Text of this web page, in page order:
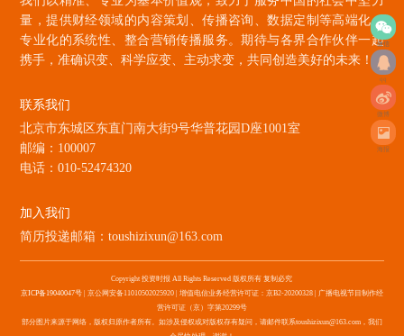
微信
qq
微博
海报
量，提供财经领域的内容策划、传播咨询、数据定制等高端化、
专业化的系统性、整合营销传播服务。期待与各界合作伙伴一起
携手，准确识变、科学应变、主动求变，共同创造美好的未来！
联系我们
北京市东城区东直门南大街9号华普花园D座1001室
邮编：100007
电话：010-52474320
加入我们
简历投递邮箱：toushizixun@163.com
Copyright 投资时报 All Rights Reserved 版权所有 复制必究
京ICP备19040047号| 京公网安备11010502025920 | 增值电信业务经营许可证：京B2-20200328 | 广播电视节目制作经
营许可证（京）字第20299号
部分图片来源于网络，版权归原作者所有。如涉及侵权或对版权存有疑问，请邮件联系toushizixun@163.com，我们